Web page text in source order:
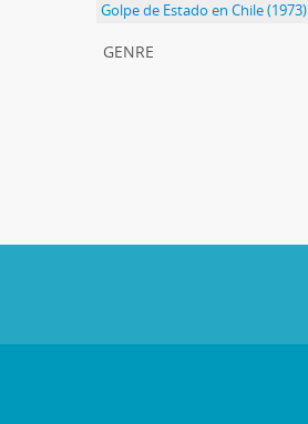
Golpe de Estado en Chile (1973)
genre